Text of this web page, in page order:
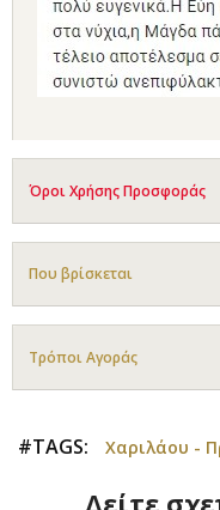
Όροι Χρήσης Προσφοράς
Που βρίσκεται
Τρόποι Αγοράς
#TAGS: Χαριλάου -
Δείτε